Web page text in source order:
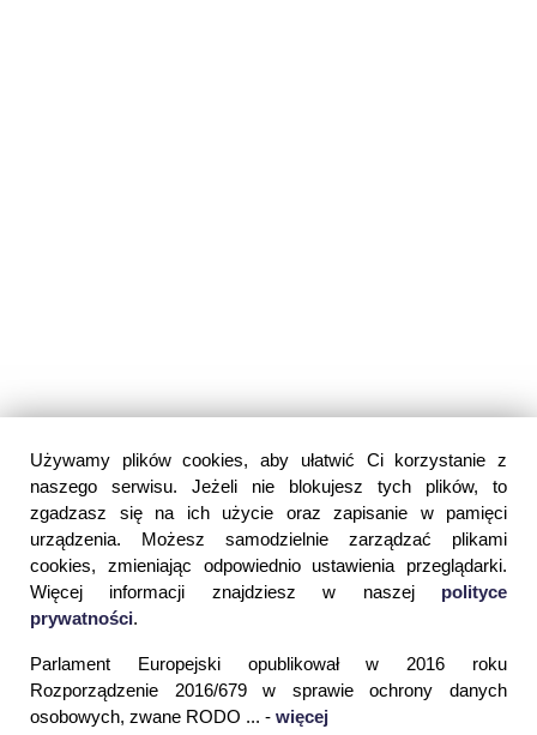
Używamy plików cookies, aby ułatwić Ci korzystanie z
naszego serwisu. Jeżeli nie blokujesz tych plików, to
zgadzasz się na ich użycie oraz zapisanie w pamięci
urządzenia. Możesz samodzielnie zarządzać plikami
cookies, zmieniając odpowiednio ustawienia przeglądarki.
Więcej informacji znajdziesz w naszej polityce
prywatności.
Parlament Europejski opublikował w 2016 roku
Rozporządzenie 2016/679 w sprawie ochrony danych
osobowych, zwane RODO ... - więcej